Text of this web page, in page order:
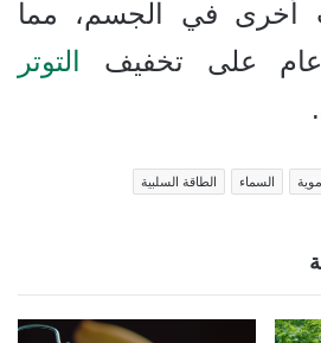
أخرى في الجسم، مما
على تخفيف
التوتر
السماء الطاقة السلبية